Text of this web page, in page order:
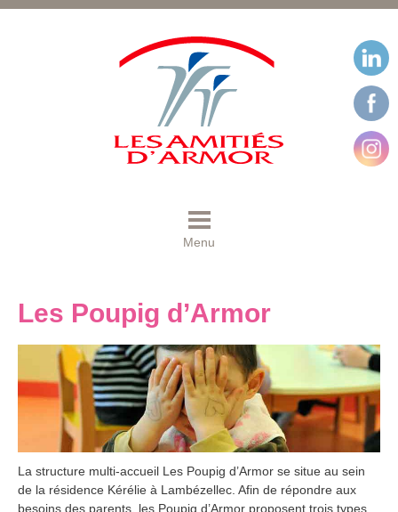
Menu
Les Poupig d’Armor
La structure multi-accueil Les Poupig d’Armor se situe au sein
de la résidence Kérélie à Lambézellec. Afin de répondre aux
besoins des parents, les Poupig d’Armor proposent trois types